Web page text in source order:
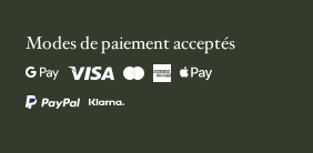
Modes de paiement acceptés